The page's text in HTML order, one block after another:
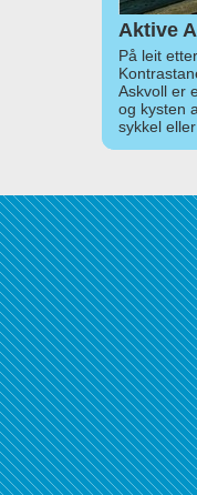
Aktive
På leit
Askvoll er
og kysten
sykkel